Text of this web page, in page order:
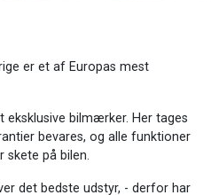
er et af Europas mest
bilmærker. Her tages
bevares, og alle funktioner
skete på bilen.
det bedste udstyr, - derfor har